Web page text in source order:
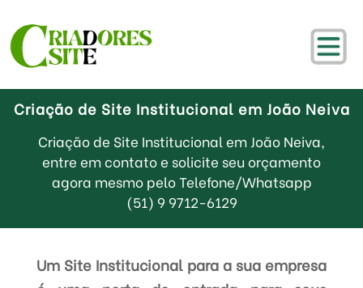
Criação de Site Institucional em João Neiva
Criação de Site Institucional em João Neiva,
entre em contato e solicite seu orçamento
agora mesmo pelo Telefone/Whatsapp
(51) 9 9712-6129
Um Site Institucional para a sua empresa